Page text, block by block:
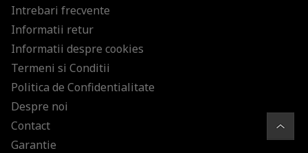
Intrebari frecvente
Informatii retur
Informatii despre cookies
Termeni si Conditii
Politica de Confidentialitate
Despre noi
Contact
Garantie